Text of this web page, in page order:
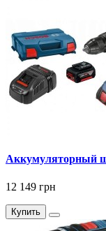
Аккумуляторный
12 149 грн
Купить